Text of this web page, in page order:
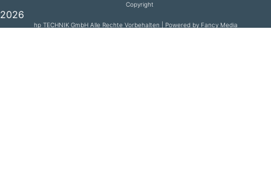
Copyright
2026
hp TECHNIK GmbH Alle Rechte Vorbehalten | Powered by Fancy Media